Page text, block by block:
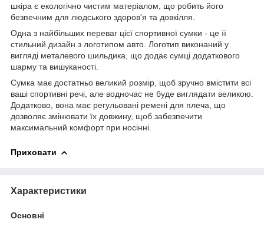
шкіра є екологічно чистим матеріалом, що робить його
безпечним для людського здоров'я та довкілля.
Одна з найбільших переваг цієї спортивної сумки - це її
стильний дизайн з логотипом авто. Логотип виконаний у
вигляді металевого шильдика, що додає сумці додаткового
шарму та вишуканості.
Сумка має достатньо великий розмір, щоб зручно вмістити всі
ваші спортивні речі, але водночас не буде виглядати великою.
Додатково, вона має регульовані ремені для плеча, що
дозволяє змінювати їх довжину, щоб забезпечити
максимальний комфорт при носінні.
Приховати
Характеристики
Основні